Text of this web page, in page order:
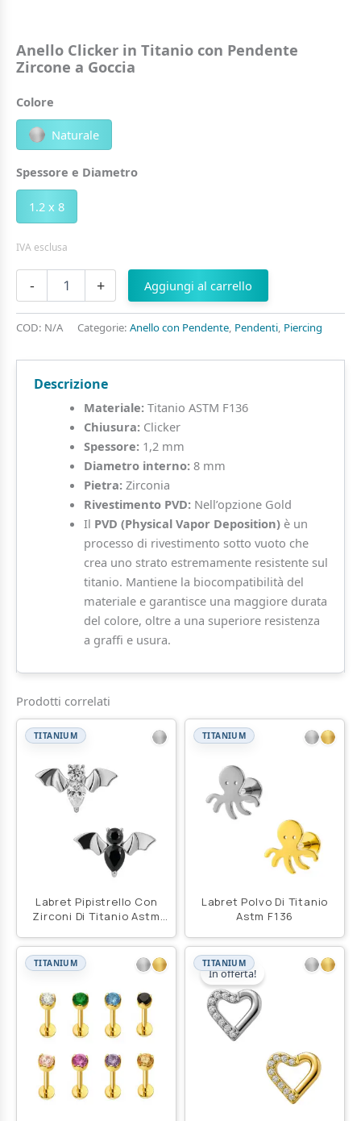
Anello Clicker in Titanio con Pendente
Zircone a Goccia
Colore
Naturale
Spessore e Diametro
1.2 x 8
IVA esclusa
-
Anello
Clicker
Titanio
Pendente
+ Aggiungi al carrello
COD: N/A Categorie: Anello con Pendente, Pendenti, Piercing
Descrizione
Materiale:Titanio ASTM F136
Chiusura:Clicker
Spessore:1,2 mm
Diametro interno:8 mm
Pietra:Zirconia
Rivestimento PVD:Nell’opzione Gold
Il PVD (Physical Vapor Deposition)è un
processo di rivestimento sotto vuoto che
crea uno strato estremamente resistente sul
titanio. Mantiene la biocompatibilità del
materiale e garantisce una maggiore durata
del colore, oltre a una superiore resistenza
a graffi e usura.
Prodotti correlati
TITANIUM
Labret Pipistrello Con
Zirconi Di Titanio Astm
TITANIUM
Labret Polvo Di Titanio
Astm F136
TITANIUM
In offerta!
TITANIUM